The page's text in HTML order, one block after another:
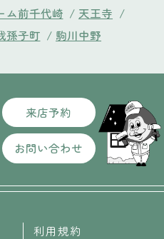
ム前千代崎 / 天王寺 /
孫子町 / 駒川中野
来店予約
お問い合わせ
利用規約